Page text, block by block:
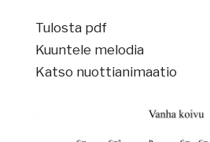
Tulosta pdf
Kuuntele melodia
Katso nuottianimaatio